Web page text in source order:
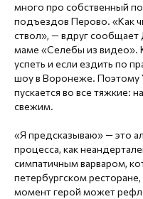
много про собственный
подъездов Перово. «Как
ствол», — вдруг сообщает
маме «Селебы из видео».
успеть и если ездить по
шоу в Воронеже. Поэтому
пускается во все тяжкие:
свежим.
«Я предсказываю» — это
процесса, как
симпатичным варваром,
петербургском
момент герой может